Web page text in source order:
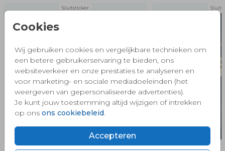
Cookies
Wij gebruiken cookies en vergelijkbare technieken om
een betere gebruikerservaring te bieden, ons
websiteverkeer en onze prestaties te analyseren en
voor marketing- en sociale mediadoeleinden (het
weergeven van gepersonaliseerde advertenties).
Je kunt jouw toestemming altijd wijzigen of intrekken
op ons ons cookiebeleid.
Accepteren
Sluitsticker